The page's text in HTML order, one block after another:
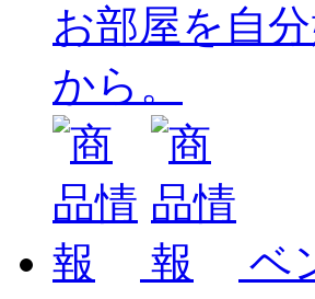
お部屋を自
から。
ベ